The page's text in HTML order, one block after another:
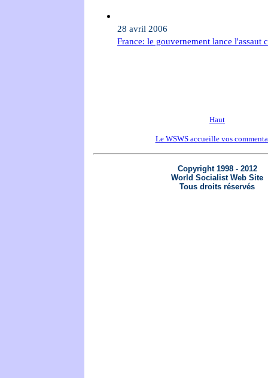
28 avril 2006
France: le gouvernement lance l'assaut
Haut
Le WSWS accueille vos
Copyright 1998 - 2012
World Socialist Web Site
Tous droits réservés